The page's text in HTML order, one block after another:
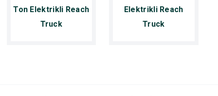
Ton Elektrikli Reach
Truck
Elektrikli Reach
Truck